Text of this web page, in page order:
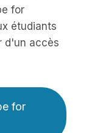
for
étudiants
d'un accès
for